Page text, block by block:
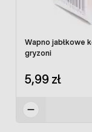
Wapno jabłkowe
gryzoni
5,99 zł